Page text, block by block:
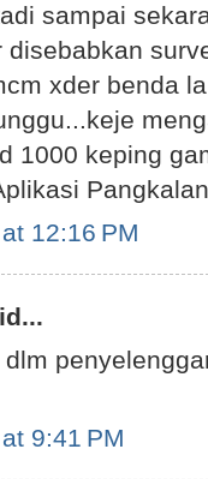
sampai
disebabkan
xder benda
1000 keping
12:16 PM
9:41 PM